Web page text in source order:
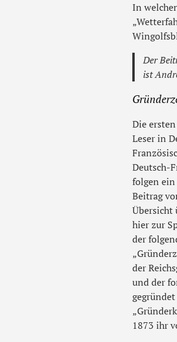
In
Der
ist
Die
Leser in
Deutsch-
folgen ein
Beitrag
Übersicht
hier zur
der
der
und der
1873 ihr